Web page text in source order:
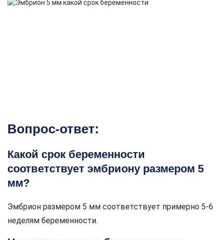
Вопрос-ответ:
Какой срок беременности
соответствует эмбриону размером 5
мм?
Эмбрион размером 5 мм соответствует примерно 5-6
неделям беременности.